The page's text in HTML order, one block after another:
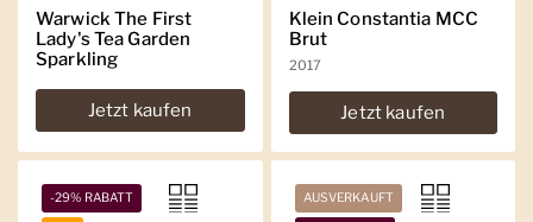
Warwick The First
Lady's Tea Garden
Sparkling
Jetzt kaufen
Klein Constantia MCC
Brut
2017
Jetzt kaufen
-29% RABATT AUSVERKAUFT